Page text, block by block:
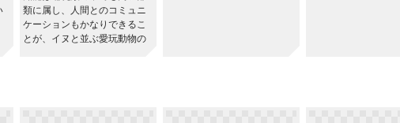
類に属し、人間とのコミュニ
ケーションもかなりできるこ
とが、イヌと並ぶ愛玩動物の